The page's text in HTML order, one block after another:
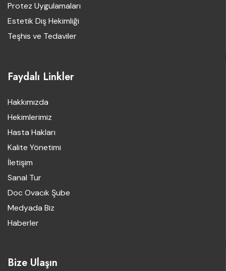
Protez Uygulamaları
Estetik Diş Hekimliği
Teşhis ve Tedaviler
Faydalı Linkler
Hakkımızda
Hekimlerimiz
Hasta Hakları
Kalite Yönetimi
İletişim
Sanal Tur
Doc Ovacık Şube
Medyada Biz
Haberler
Bize Ulaşın